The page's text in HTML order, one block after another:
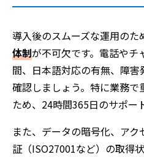
導入後のスムーズな運用のた
体制が不可欠です。電話や
間、日本語対応の有無、障
確認しましょう。特に業務
ため、24時間365日のサポー
また、データの暗号化、ア
証（ISO27001など）の取得